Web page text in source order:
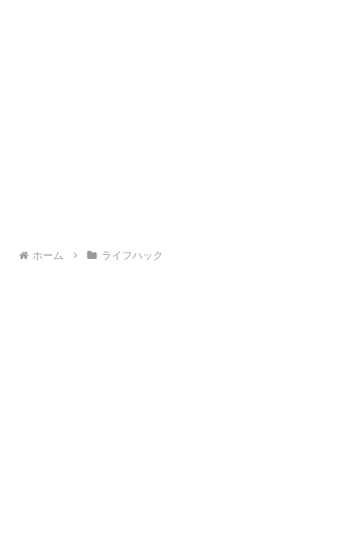
ホーム ライフハック